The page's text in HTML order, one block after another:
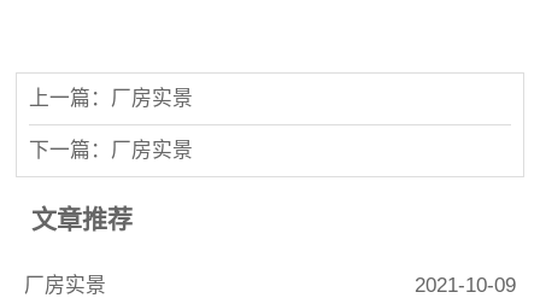
上一篇：厂房实景
下一篇：厂房实景
文章推荐
厂房实景 2021-10-09